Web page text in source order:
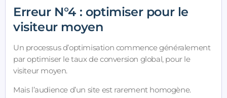
Erreur N°4 : optimiser pour le
visiteur moyen
Un processus d’optimisation commence généralement
par optimiser le taux de conversion global, pour le
visiteur moyen.
Mais l’audience d’un site est rarement homogène.